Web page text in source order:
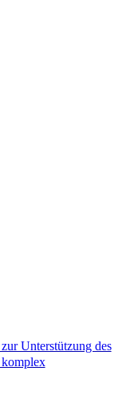
Unterstützung des